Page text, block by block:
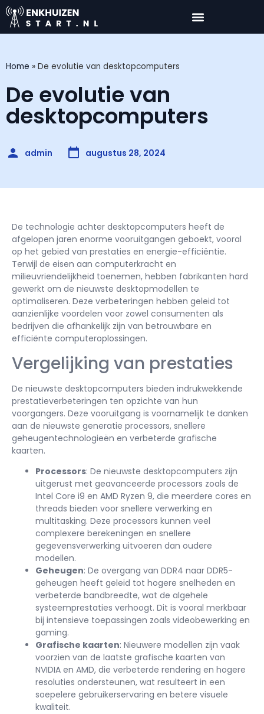
Home » De evolutie van desktopcomputers
De evolutie van
desktopcomputers
admin augustus 28, 2024
De technologie achter desktopcomputers heeft de
afgelopen jaren enorme vooruitgangen geboekt, vooral
op het gebied van prestaties en energie-efficiëntie.
Terwijl de eisen aan computerkracht en
milieuvriendelijkheid toenemen, hebben fabrikanten hard
gewerkt om de nieuwste desktopmodellen te
optimaliseren. Deze verbeteringen hebben geleid tot
aanzienlijke voordelen voor zowel consumenten als
bedrijven die afhankelijk zijn van betrouwbare en
efficiënte computeroplossingen.
Vergelijking van prestaties
De nieuwste desktopcomputers bieden indrukwekkende
prestatieverbeteringen ten opzichte van hun
voorgangers. Deze vooruitgang is voornamelijk te danken
aan de nieuwste generatie processors, snellere
geheugentechnologieën en verbeterde grafische
kaarten.
Processors: De nieuwste desktopcomputers zijn
uitgerust met geavanceerde processors zoals de
Intel Core i9 en AMD Ryzen 9, die meerdere cores en
threads bieden voor snellere verwerking en
multitasking. Deze processors kunnen veel
complexere berekeningen en snellere
gegevensverwerking uitvoeren dan oudere
modellen.
Geheugen: De overgang van DDR4 naar DDR5-
geheugen heeft geleid tot hogere snelheden en
verbeterde bandbreedte, wat de algehele
systeemprestaties verhoogt. Dit is vooral merkbaar
bij intensieve toepassingen zoals videobewerking en
gaming.
Grafische kaarten: Nieuwere modellen zijn vaak
voorzien van de laatste grafische kaarten van
NVIDIA en AMD, die verbeterde rendering en hogere
resoluties ondersteunen, wat resulteert in een
soepelere gebruikerservaring en betere visuele
kwaliteit.